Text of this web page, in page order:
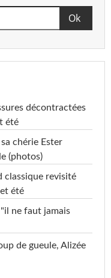
décontractées
été
chérie Ester
(photos)
classique revisité
été
ne faut jamais
de gueule, Alizée